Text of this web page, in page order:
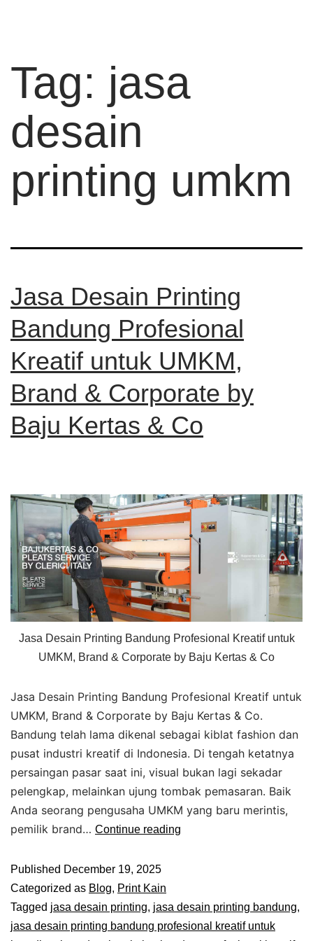
Tag: jasa
desain
printing umkm
Jasa Desain Printing
Bandung Profesional
Kreatif untuk UMKM,
Brand & Corporate by
Baju Kertas & Co
Jasa Desain Printing Bandung Profesional Kreatif untuk
UMKM, Brand & Corporate by Baju Kertas & Co
Jasa Desain Printing Bandung Profesional Kreatif untuk
UMKM, Brand & Corporate by Baju Kertas & Co.
Bandung telah lama dikenal sebagai kiblat fashion dan
pusat industri kreatif di Indonesia. Di tengah ketatnya
persaingan pasar saat ini, visual bukan lagi sekadar
pelengkap, melainkan ujung tombak pemasaran. Baik
Anda seorang pengusaha UMKM yang baru merintis,
pemilik brand… Continue reading
Published December 19, 2025
Categorized as Blog, Print Kain
Tagged jasa desain printing, jasa desain printing bandung,
jasa desain printing bandung profesional kreatif untuk